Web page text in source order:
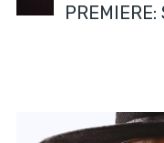
PREMIERE: